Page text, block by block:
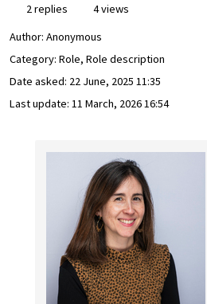
2 replies
4 views
Author: Anonymous
Category: Role, Role description
Date asked: 22 June, 2025 11:35
Last update: 11 March, 2026 16:54